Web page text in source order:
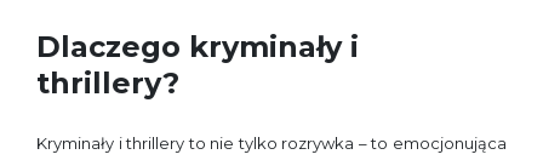
Dlaczego kryminały i
thrillery?
Kryminały i thrillery to nie tylko rozrywka – to emocjonująca